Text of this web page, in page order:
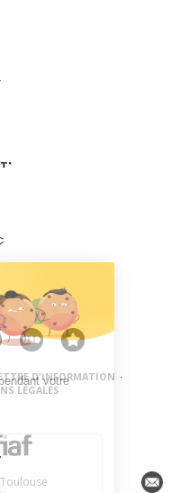
D'INFORMATION ·
LÉGALES